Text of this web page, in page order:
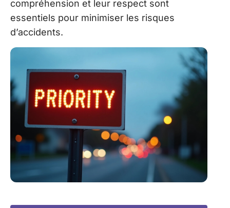
compréhension et leur respect sont
essentiels pour minimiser les risques
d’accidents.